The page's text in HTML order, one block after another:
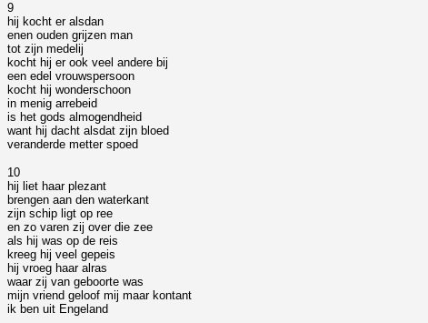
9
hij kocht er alsdan
enen ouden grijzen man
tot zijn medelij
kocht hij er ook veel andere bij
een edel vrouwspersoon
kocht hij wonderschoon
in menig arrebeid
is het gods almogendheid
want hij dacht alsdat zijn bloed
veranderde metter spoed
10
hij liet haar plezant
brengen aan den waterkant
zijn schip ligt op ree
en zo varen zij over die zee
als hij was op de reis
kreeg hij veel gepeis
hij vroeg haar alras
waar zij van geboorte was
mijn vriend geloof mij maar kontant
ik ben uit Engeland